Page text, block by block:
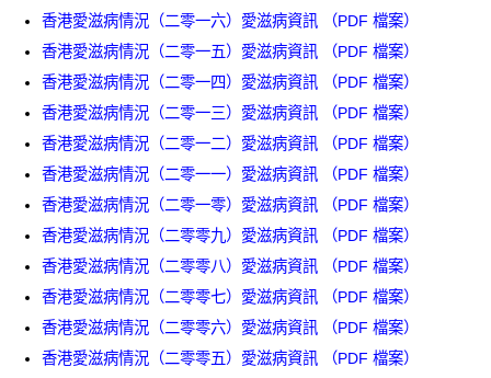
香港愛滋病情況（二零一六）愛滋病資訊 （PDF 檔案）
香港愛滋病情況（二零一五）愛滋病資訊 （PDF 檔案）
香港愛滋病情況（二零一四）愛滋病資訊 （PDF 檔案）
香港愛滋病情況（二零一三）愛滋病資訊 （PDF 檔案）
香港愛滋病情況（二零一二）愛滋病資訊 （PDF 檔案）
香港愛滋病情況（二零一一）愛滋病資訊 （PDF 檔案）
香港愛滋病情況（二零一零）愛滋病資訊 （PDF 檔案）
香港愛滋病情況（二零零九）愛滋病資訊 （PDF 檔案）
香港愛滋病情況（二零零八）愛滋病資訊 （PDF 檔案）
香港愛滋病情況（二零零七）愛滋病資訊 （PDF 檔案）
香港愛滋病情況（二零零六）愛滋病資訊 （PDF 檔案）
香港愛滋病情況（二零零五）愛滋病資訊 （PDF 檔案）